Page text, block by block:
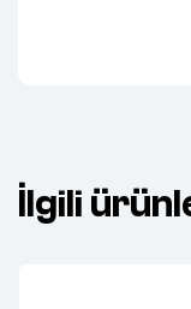
İlgili